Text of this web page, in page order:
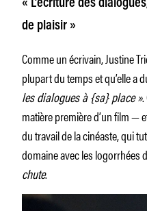
« L’écriture des
de plaisir »
Comme un écrivain, Justine
plupart du temps et qu’elle a
les dialogues à {sa} place ».
matière première d’un film —
du travail de la cinéaste, qui
domaine avec les logorrhées
chute.